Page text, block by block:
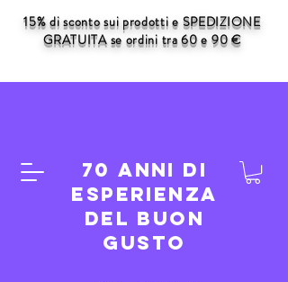
15% di sconto sui prodotti e SPEDIZIONE
GRATUITA se ordini tra 60 e 90 €
70 anni di
esperienza
del buon
gusto